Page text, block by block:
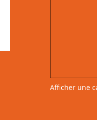
Afficher une